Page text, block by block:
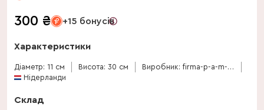
300 ₴ +15 бонусів
Характеристики
Діаметр: 11 см Висота: 30 см
Виробник: firma-p-a-m-van-os
Нідерланди
Склад